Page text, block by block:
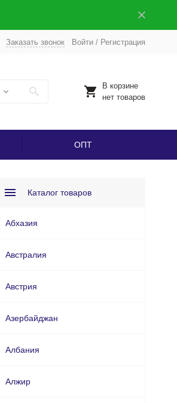
Заказать звонок Войти/ Регистрация
В корзине
нет товаров
ОПТ
Каталог товаров
Абхазия
Австралия
Австрия
Азербайджан
Албания
Алжир